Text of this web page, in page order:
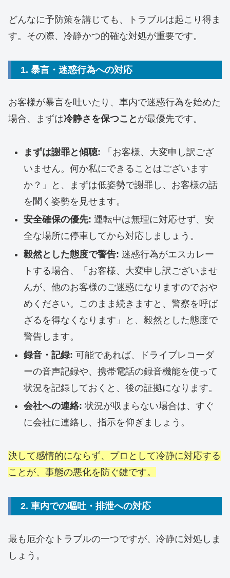
どんなに予防策を講じても、トラブルは起こり得ま
す。その際、冷静かつ的確な対処が重要です。
1. 暴言・迷惑行為への対応
お客様が暴言を吐いたり、車内で迷惑行為を始めた
場合、まずは冷静さを保つこと が最優先です。
まずは謝罪と傾聴: 「お客様、大変申し訳ござ
いません。何か私にできることはございます
か？」と、まずは低姿勢で謝罪し、お客様の話
を聞く姿勢を見せます。
安全確保の優先: 運転中は無理に対応せず、安
全な場所に停車してから対応しましょう。
毅然とした態度で警告: 迷惑行為がエスカレー
トする場合、「お客様、大変申し訳ございませ
んが、他のお客様のご迷惑になりますのでおや
めください。このまま続きますと、警察を呼ば
ざるを得なくなります」と、毅然とした態度で
警告します。
録音・記録: 可能であれば、ドライブレコーダ
ーの音声記録や、携帯電話の録音機能を使って
状況を記録しておくと、後の証拠になります。
会社への連絡: 状況が収まらない場合は、すぐ
に会社に連絡し、指示を仰ぎましょう。
決して感情的にならず、プロとして冷静に対応する
ことが、事態の悪化を防ぐ鍵です。
2. 車内での嘔吐・排泄への対応
最も厄介なトラブルの一つですが、冷静に対処しま
しょう。